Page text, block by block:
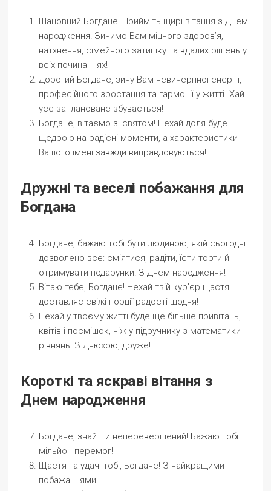
Шановний Богдане! Прийміть щирі вітання з Днем
народження! Зичимо Вам міцного здоров’я,
натхнення, сімейного затишку та вдалих рішень у
всіх починаннях!
Дорогий Богдане, зичу Вам невичерпної енергії,
професійного зростання та гармонії у житті. Хай
усе заплановане збувається!
Богдане, вітаємо зі святом! Нехай доля буде
щедрою на радісні моменти, а характеристики
Вашого імені завжди виправдовуються!
Дружні та веселі побажання для
Богдана
Богдане, бажаю тобі бути людиною, якій сьогодні
дозволено все: сміятися, радіти, їсти торти й
отримувати подарунки! З Днем народження!
Вітаю тебе, Богдане! Нехай твій кур’єр щастя
доставляє свіжі порції радості щодня!
Нехай у твоєму житті буде ще більше привітань,
квітів і посмішок, ніж у підручнику з математики
рівнянь! З Днюхою, друже!
Короткі та яскраві вітання з
Днем народження
Богдане, знай: ти неперевершений! Бажаю тобі
мільйон перемог!
Щастя та удачі тобі, Богдане! З найкращими
побажаннями!